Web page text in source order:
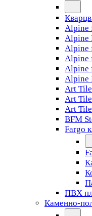
Alpine
Alpine
Alpine
Alpine
Alpine
Alpine
Art
Art
Art
BFM
Fargo
ПВХ
Каменно-